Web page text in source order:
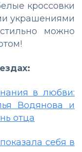
кроссовки
украшениями
можно
в любви:
Водянова и
отца
себя в